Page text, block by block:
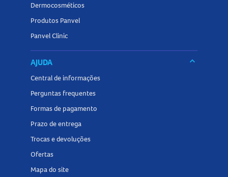
Dermocosméticos
Produtos Panvel
Panvel Clinic
AJUDA keyboard_arrow_down
Central de informações
Perguntas frequentes
Formas de pagamento
Prazo de entrega
Trocas e devoluções
Ofertas
Mapa do site